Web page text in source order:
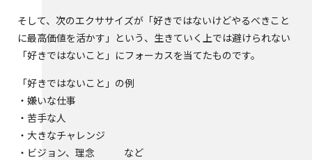
そして、次のエクササイズが「好きではないけどやるべきこと
に最高価値を活かす」という、生きていく上では避けられない
「好きではないこと」にフォーカスを当てたものです。
「好きではないこと」の例
・嫌いな仕事
・苦手な人
・大きなチャレンジ
・ビジョン、理念 など